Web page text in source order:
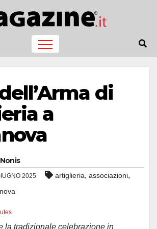
di
a
2025 artiglieria, associazioni,
la tradizionale celebrazione in